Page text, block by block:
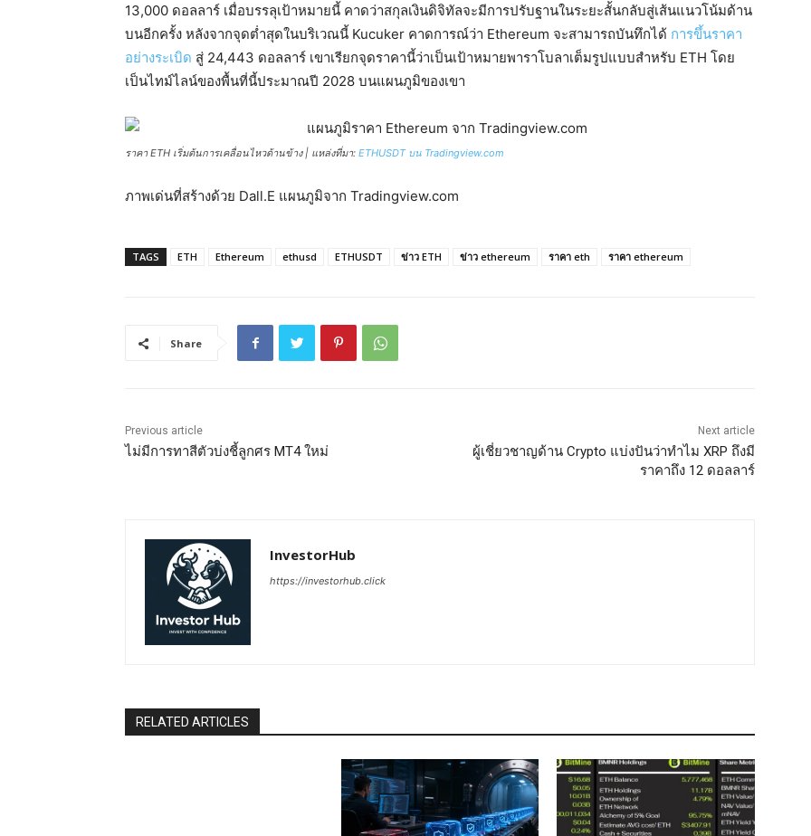
13,000 ดอลลาร์ เมื่อบรรลุเป้าหมายนี้ คาดว่าสกุลเงินดิจิทัลจะมีการปรับฐานในระยะสั้นกลับสู่เส้นแนวโน้มด้าน
บนอีกครั้ง หลังจากจุดต่ำสุดในบริเวณนี้ Kucuker คาดการณ์ว่า Ethereum จะสามารถบันทึกได้ การขึ้นราคา
อย่างระเบิด สู่ 24,443 ดอลลาร์ เขาเรียกจุดราคานี้ว่าเป็นเป้าหมายพาราโบลาเต็มรูปแบบสำหรับ ETH โดย
เป็นไทม์ไลน์ของพื้นที่นี้ประมาณปี 2028 บนแผนภูมิของเขา
ราคา ETH เริ่มต้นการเคลื่อนไหวด้านข้าง | แหล่งที่มา: ETHUSDT บน Tradingview.com
ภาพเด่นที่สร้างด้วย Dall.E แผนภูมิจาก Tradingview.com
TAGS ETH Ethereum ethusd ETHUSDT ข่าว ETH ข่าว ethereum ราคา eth ราคา ethereum
Share
Previous article
ไม่มีการทาสีตัวบ่งชี้ลูกศร MT4 ใหม่
Next article
ผู้เชี่ยวชาญด้าน Crypto แบ่งปันว่าทำไม XRP ถึงมี
ราคาถึง 12 ดอลลาร์
InvestorHub
https://investorhub.click
RELATED ARTICLES